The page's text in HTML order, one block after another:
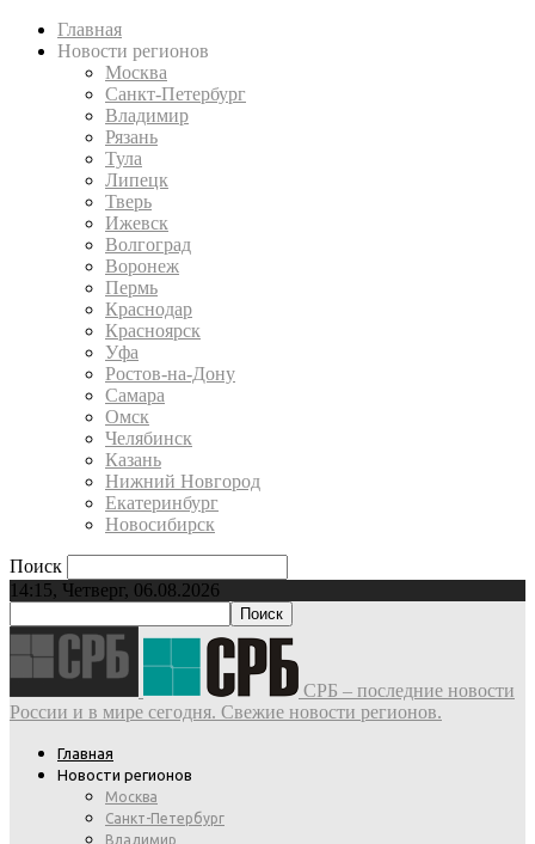
Главная
Новости регионов
Москва
Санкт-Петербург
Владимир
Рязань
Тула
Липецк
Тверь
Ижевск
Волгоград
Воронеж
Пермь
Краснодар
Красноярск
Уфа
Ростов-на-Дону
Самара
Омск
Челябинск
Казань
Нижний Новгород
Екатеринбург
Новосибирск
Поиск
14:15, Четверг, 06.08.2026
СРБ – последние новости
России и в мире сегодня. Свежие новости регионов.
Главная
Новости регионов
Москва
Санкт-Петербург
Владимир